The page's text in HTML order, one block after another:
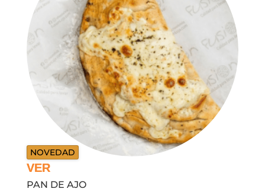
NOVEDAD
PAN DE AJO